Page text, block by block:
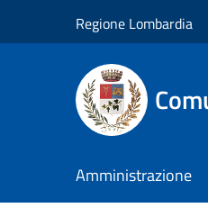
Regione Lombardia
Amministrazione